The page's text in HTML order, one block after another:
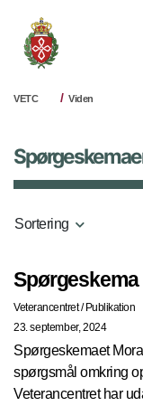
VETC Viden
Sortering
Spørgeskema
Veterancentret / Publikation
23. september, 2024
Spørgeskemaet
spørgsmål omkring
Veterancentret har